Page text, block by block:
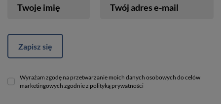
Twoje imię Twój adres e-mail
Zapisz się
Wyrażam zgodę na przetwarzanie moich danych osobowych do celów
marketingowych zgodnie z polityką prywatności